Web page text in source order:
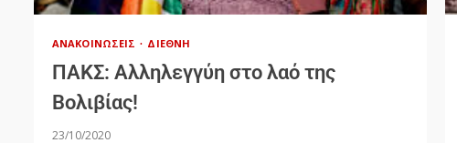
ΑΝΑΚΟΙΝΏΣΕΙΣ ΔΙΕΘΝΉ
ΠΑΚΣ: Αλληλεγγύη στο λαό της
Βολιβίας!
23/10/2020